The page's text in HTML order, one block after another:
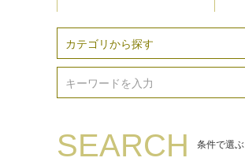
SEARCH 条件で選ぶ